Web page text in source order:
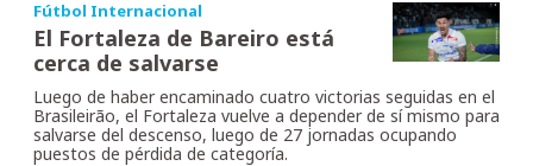
Fútbol Internacional
El Fortaleza de Bareiro está
cerca de salvarse
Luego de haber encaminado cuatro victorias seguidas en el
Brasileirão, el Fortaleza vuelve a depender de sí mismo para
salvarse del descenso, luego de 27 jornadas ocupando
puestos de pérdida de categoría.